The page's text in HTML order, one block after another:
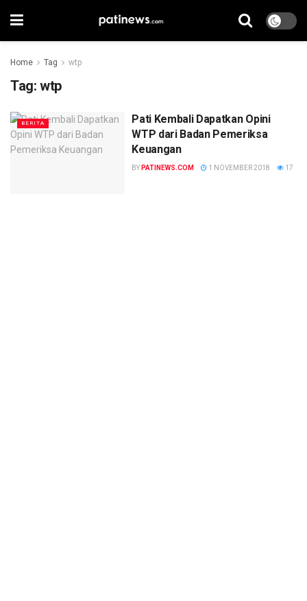
Home Tag wtp
Tag: wtp
BERITA
Pati Kembali Dapatkan Opini
WTP dari Badan Pemeriksa
Keuangan
BY PATINEWS.COM 1 NOVEMBER 2018 17